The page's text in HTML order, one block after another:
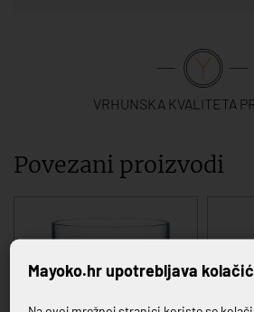
VRHUNSKA KVALITETA
Povezani proizvodi
Mayoko.hr upotrebljava